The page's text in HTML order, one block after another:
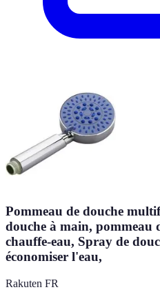
Pommeau de douche
douche à main, pommeau
chauffe-eau, Spray de
économiser l'eau,
Rakuten FR